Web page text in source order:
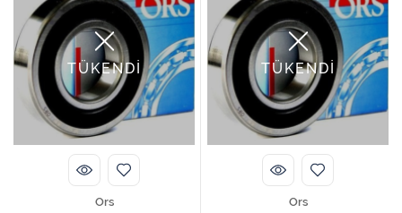
TÜKENDİ
Ors
TÜKENDİ
Ors